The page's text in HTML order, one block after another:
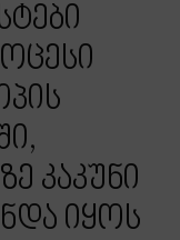
კაკუნი
იყოს